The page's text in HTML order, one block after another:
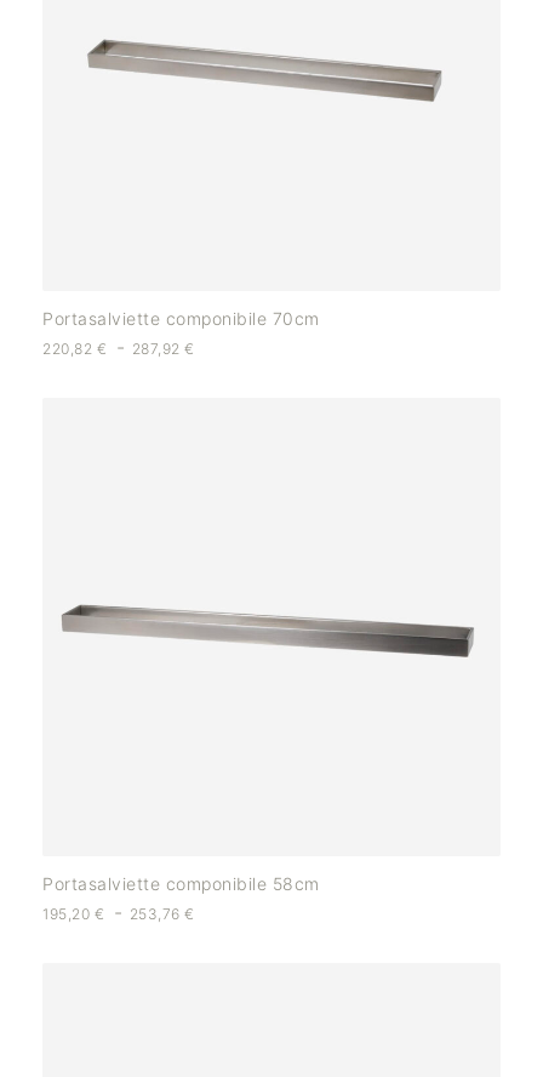
Portasalviette componibile 70cm
220,82 € - 287,92€
Portasalviette componibile 58cm
195,20 € - 253,76€